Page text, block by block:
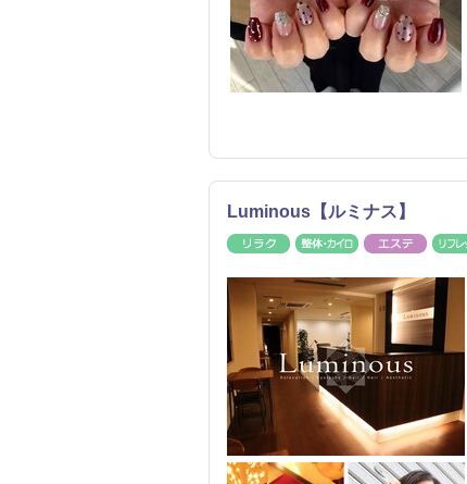
Luminous【ルミナス】
リラク 整体・カイロエステ